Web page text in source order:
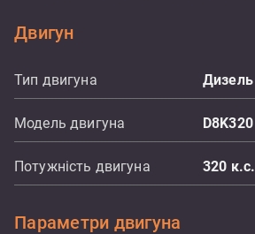
Двигун
Тип двигуна Дизель
Модель двигуна D8K320
Потужність двигуна 320 к.с.
Параметри двигуна